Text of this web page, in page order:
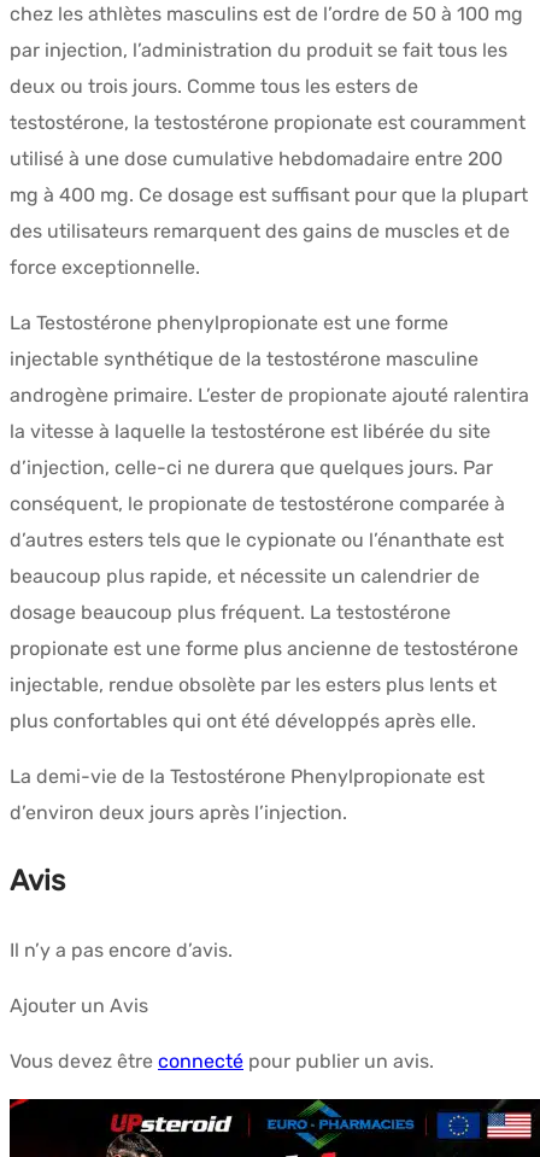
chez les athlètes masculins est de l’ordre de 50 à 100 mg
par injection, l’administration du produit se fait tous les
deux ou trois jours. Comme tous les esters de
testostérone, la testostérone propionate est couramment
utilisé à une dose cumulative hebdomadaire entre 200
mg à 400 mg. Ce dosage est suffisant pour que la plupart
des utilisateurs remarquent des gains de muscles et de
force exceptionnelle.
La Testostérone phenylpropionate est une forme
injectable synthétique de la testostérone masculine
androgène primaire. L’ester de propionate ajouté ralentira
la vitesse à laquelle la testostérone est libérée du site
d’injection, celle-ci ne durera que quelques jours. Par
conséquent, le propionate de testostérone comparée à
d’autres esters tels que le cypionate ou l’énanthate est
beaucoup plus rapide, et nécessite un calendrier de
dosage beaucoup plus fréquent. La testostérone
propionate est une forme plus ancienne de testostérone
injectable, rendue obsolète par les esters plus lents et
plus confortables qui ont été développés après elle.
La demi-vie de la Testostérone Phenylpropionate est
d’environ deux jours après l’injection.
Avis
Il n’y a pas encore d’avis.
Ajouter un Avis
Vous devez être connecté pour publier un avis.